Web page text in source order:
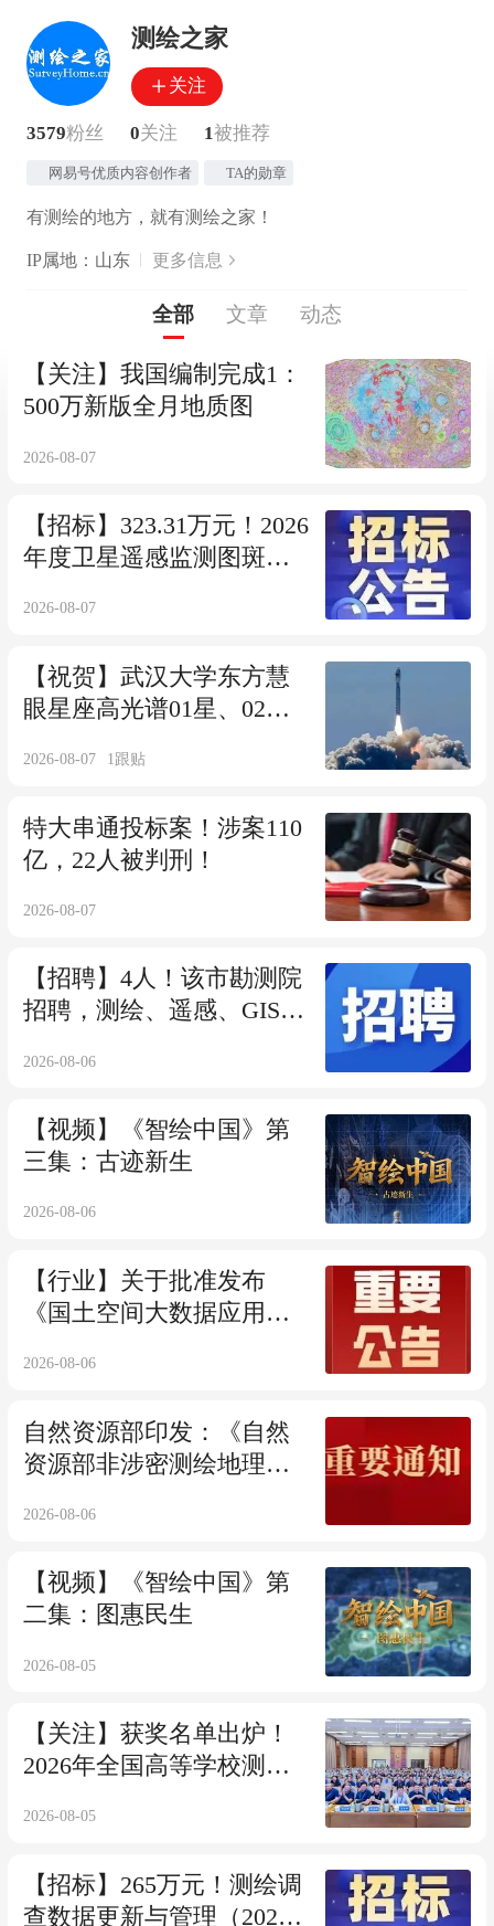
测绘之家
关注
3579粉丝 0关注 1被推荐
网易号优质内容创作者 TA的勋章
有测绘的地方，就有测绘之家！
IP属地：山东 更多信息
全部 文章 动态
【关注】我国编制完成1：
500万新版全月地质图
2026-08-07
【招标】323.31万元！2026
年度卫星遥感监测图斑调
招标公告
2026-08-07
【祝贺】武汉大学东方慧
眼星座高光谱01星、02星
2026-08-07 1跟贴
特大串通投标案！涉案110
亿，22人被判刑！
2026-08-07
【招聘】4人！该市勘测院
招聘，测绘、遥感、GIS等
2026-08-06
【视频】《智绘中国》第
三集：古迹新生
2026-08-06
【行业】关于批准发布
《国土空间大数据应用技
告
2026-08-06
自然资源部印发：《自然
资源部非涉密测绘地理信
2026-08-06
【视频】《智绘中国》第
二集：图惠民生
2026-08-05
【关注】获奖名单出炉！
2026年全国高等学校测绘
大赛——教学创新大赛决
2026-08-05
【招标】265万元！测绘调
查数据更新与管理（2026